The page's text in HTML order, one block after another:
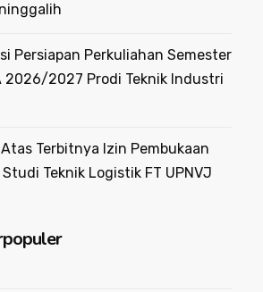
Persiapan Perkuliahan Semester
2026/2027 Prodi Teknik Industri
Terbitnya Izin Pembukaan
Teknik Logistik FT UPNVJ